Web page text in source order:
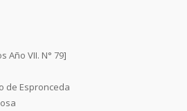
Año VII. N° 79]
de Espronceda